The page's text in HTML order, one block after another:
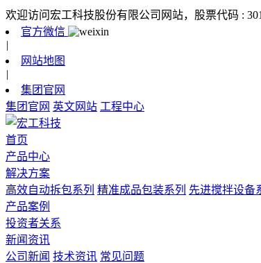
欢迎访问宏工科技股份有限公司网站，股票代码 :
官方微信
|
网站地图
|
集团官网
集团官网 英文网站 工程中心
首页
产品中心
解决方案
高效自动拆包系列 精准成品包装系列 先进搅拌设备
产品案例
投资者关系
新闻资讯
公司新闻 技术资讯 常见问题